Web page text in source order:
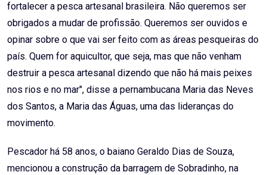
fortalecer a pesca artesanal brasileira. Não queremos ser
obrigados a mudar de profissão. Queremos ser ouvidos e
opinar sobre o que vai ser feito com as áreas pesqueiras do
país. Quem for aquicultor, que seja, mas que não venham
destruir a pesca artesanal dizendo que não há mais peixes
nos rios e no mar", disse a pernambucana Maria das Neves
dos Santos, a Maria das Águas, uma das lideranças do
movimento.
Pescador há 58 anos, o baiano Geraldo Dias de Souza,
mencionou a construção da barragem de Sobradinho, na